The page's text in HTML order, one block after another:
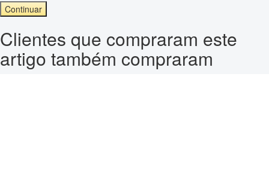
Continuar
Clientes que compraram este
artigo também compraram